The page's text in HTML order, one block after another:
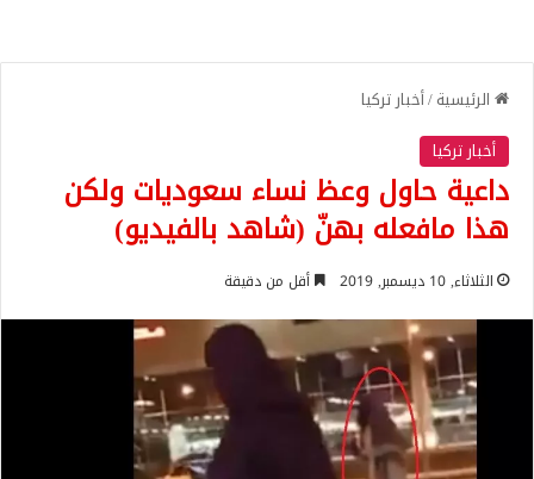
الرئيسية/أخبار تركيا
أخبار تركيا
داعية حاول وعظ نساء سعوديات ولكن
هذا مافعله بهنّ (شاهد بالفيديو)
الثلاثاء, 10 ديسمبر, 2019 أقل من دقيقة